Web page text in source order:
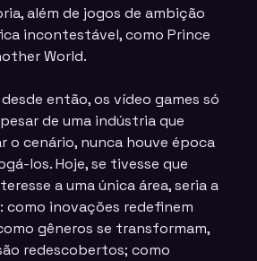
além de jogos de ambição
incontestável, como Prince
World.
então, os vídeo games só
de uma indústria que
o cenário, nunca houve época
los. Hoje, se tivesse que
a uma única área, seria a
como inovações redefinem
gêneros se transformam,
redescobertos; como